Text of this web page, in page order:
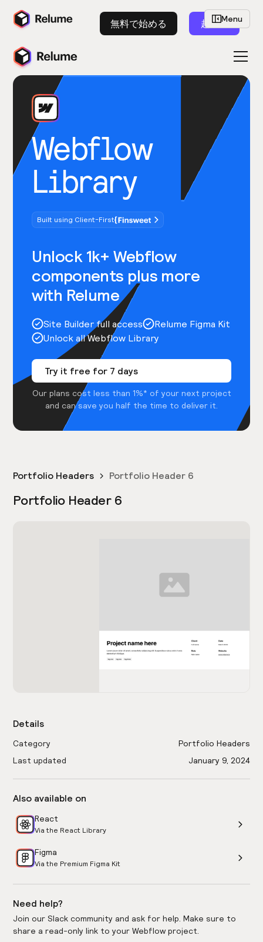
無料で始める 起動
Webflow
Library
Built using Client-First
Unlock 1k+ Webflow
components plus more
with Relume
Site Builder full access
Relume Figma Kit
Unlock all Webflow Library
Try it free for 7 days
Our plans cost less than 1%* of your next project
and can save you half the time to deliver it.
Menu
Portfolio Headers Portfolio Header 6
Portfolio Header 6
Details
Category
Portfolio Headers
Last updated
January 9, 2024
Also available on
React
Via the React Library
Figma
Via the Premium Figma Kit
Need help?
Join our Slack community and ask for help. Make sure to
share a read-only link to your Webflow project.